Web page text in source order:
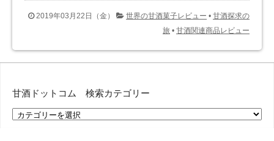
2019年03月22日（金） 世界の甘酒菓子レビュー • 甘酒探求の
旅 • 甘酒関連商品レビュー
甘酒ドットコム 検索カテゴリー
甘